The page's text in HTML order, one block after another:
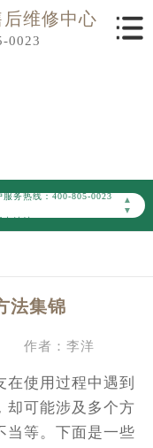
维修中心
0023
▲
▼
服务热线：400-805-0023
点地址：
法集锦
作者：李洋
使用过程中遇到
却可能涉及多个方
当等。下面是一些